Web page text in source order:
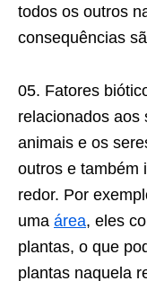
todos os outros
consequências
05. Fatores
relacionados aos
animais e os
outros e também
redor. Por
uma área, eles
plantas, o que
plantas naquela